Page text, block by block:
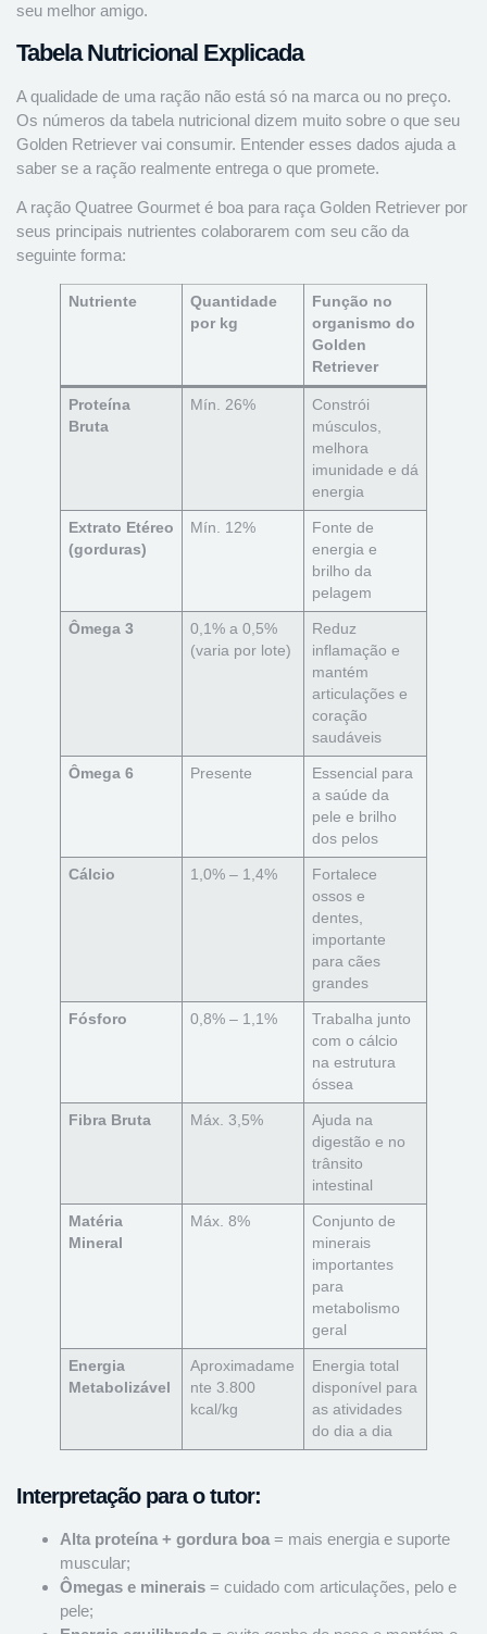
seu melhor amigo.
Tabela Nutricional Explicada
A qualidade de uma ração não está só na marca ou no preço.
Os números da tabela nutricional dizem muito sobre o que seu
Golden Retriever vai consumir. Entender esses dados ajuda a
saber se a ração realmente entrega o que promete.
A ração Quatree Gourmet é boa para raça Golden Retriever por
seus principais nutrientes colaborarem com seu cão da
seguinte forma:
Nutriente
Quantidade
por kg
Função no
organismo do
Golden
Retriever
Proteína
Bruta
Mín. 26%
Constrói
músculos,
melhora
imunidade e dá
energia
Extrato Etéreo
(gorduras)
Mín. 12%
Fonte de
energia e
brilho da
pelagem
Ômega 3
0,1% a 0,5%
(varia por lote)
Reduz
inflamação e
mantém
articulações e
coração
saudáveis
Ômega 6 Presente
Essencial para
a saúde da
pele e brilho
dos pelos
Cálcio 1,0% – 1,4%
Fortalece
ossos e
dentes,
importante
para cães
grandes
Fósforo 0,8% – 1,1%
Trabalha junto
com o cálcio
na estrutura
óssea
Fibra Bruta Máx. 3,5%
Ajuda na
digestão e no
trânsito
intestinal
Matéria
Mineral
Máx. 8%
Conjunto de
minerais
importantes
para
metabolismo
geral
Energia
Metabolizável
Aproximadame
nte 3.800
kcal/kg
Energia total
disponível para
as atividades
do dia a dia
Interpretação para o tutor:
Alta proteína + gordura boa = mais energia e suporte
muscular;
Ômegas e minerais = cuidado com articulações, pelo e
pele;